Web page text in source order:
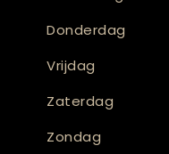
Donderdag
Vrijdag
Zaterdag
Zondag